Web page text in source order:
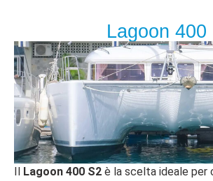
Lagoon 400
Lagoon 400 S2 è la scelta ideale per